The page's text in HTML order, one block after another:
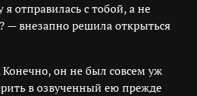
отправилась с тобой, а не
— внезапно решила открыться
он не был совсем уж
в озвученный ею прежде